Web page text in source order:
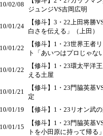
02/08
ジュンジVS吉岡広明
01/24
【修斗】3・22上田将勝
白さを伝える」（上田）
01/22
【修斗】1・23世界王者
ト「あいつはプロじゃな
01/22
【修斗】1・23環太平洋
える土屋
01/21
【修斗】1・23門脇英基
定
01/19 【修斗】1・23リオン武
01/15
【修斗】1・23門脇英基
トを小田原に持って帰る